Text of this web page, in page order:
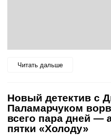
Читать дальше
Новый детектив с
Паламарчуком
всего пара дней —
пятки «Холоду»